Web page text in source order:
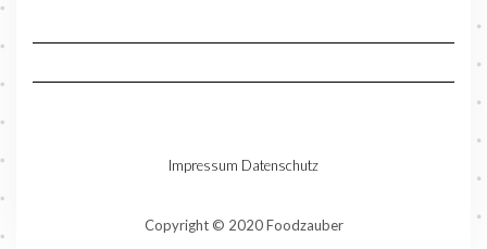
Impressum Datenschutz
Copyright © 2020 Foodzauber